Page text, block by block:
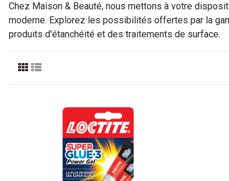
Chez Maison & Beauté, nous mettons à votre
moderne. Explorez les possibilités offertes par la
produits d'étanchéité et des traitements de surface.